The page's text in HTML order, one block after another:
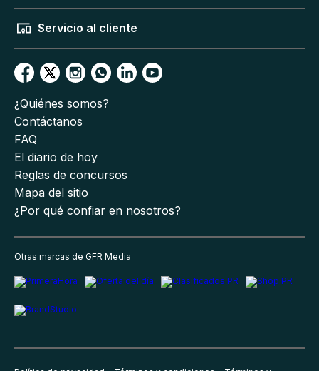
Servicio al cliente
¿Quiénes somos?
Contáctanos
FAQ
El diario de hoy
Reglas de concursos
Mapa del sitio
¿Por qué confiar en nosotros?
Otras marcas de GFR Media